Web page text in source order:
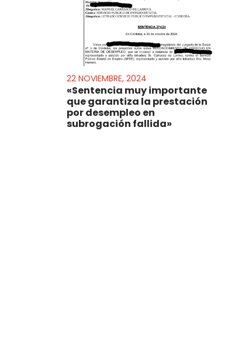
22 NOVIEMBRE, 2024
«Sentencia muy importante
que garantiza la prestación
por desempleo en
subrogación fallida»